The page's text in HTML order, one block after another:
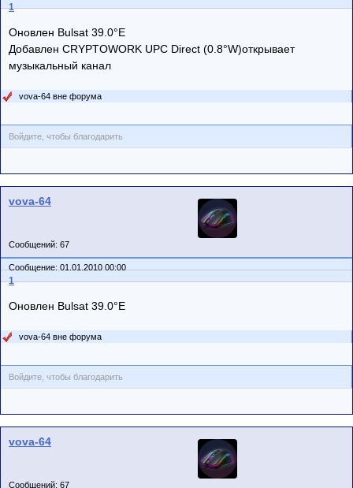
1
Оновлен Bulsat 39.0°E
Добавлен CRYPTOWORK UPC Direct (0.8°W)открывает
музыкальный канал
vova-64 вне форума
Войдите, чтобы благодарить
vova-64
Сообщений: 67
Сообщение: 01.01.2010 00:00
1
Оновлен Bulsat 39.0°E
vova-64 вне форума
Войдите, чтобы благодарить
vova-64
Сообщений: 67